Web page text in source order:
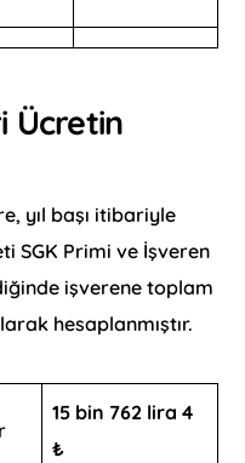
Ücretin
yıl başı itibariyle
SGK Primi ve İşveren
işverene toplam
hesaplanmıştır.
15 bin 762 lira 4
₺